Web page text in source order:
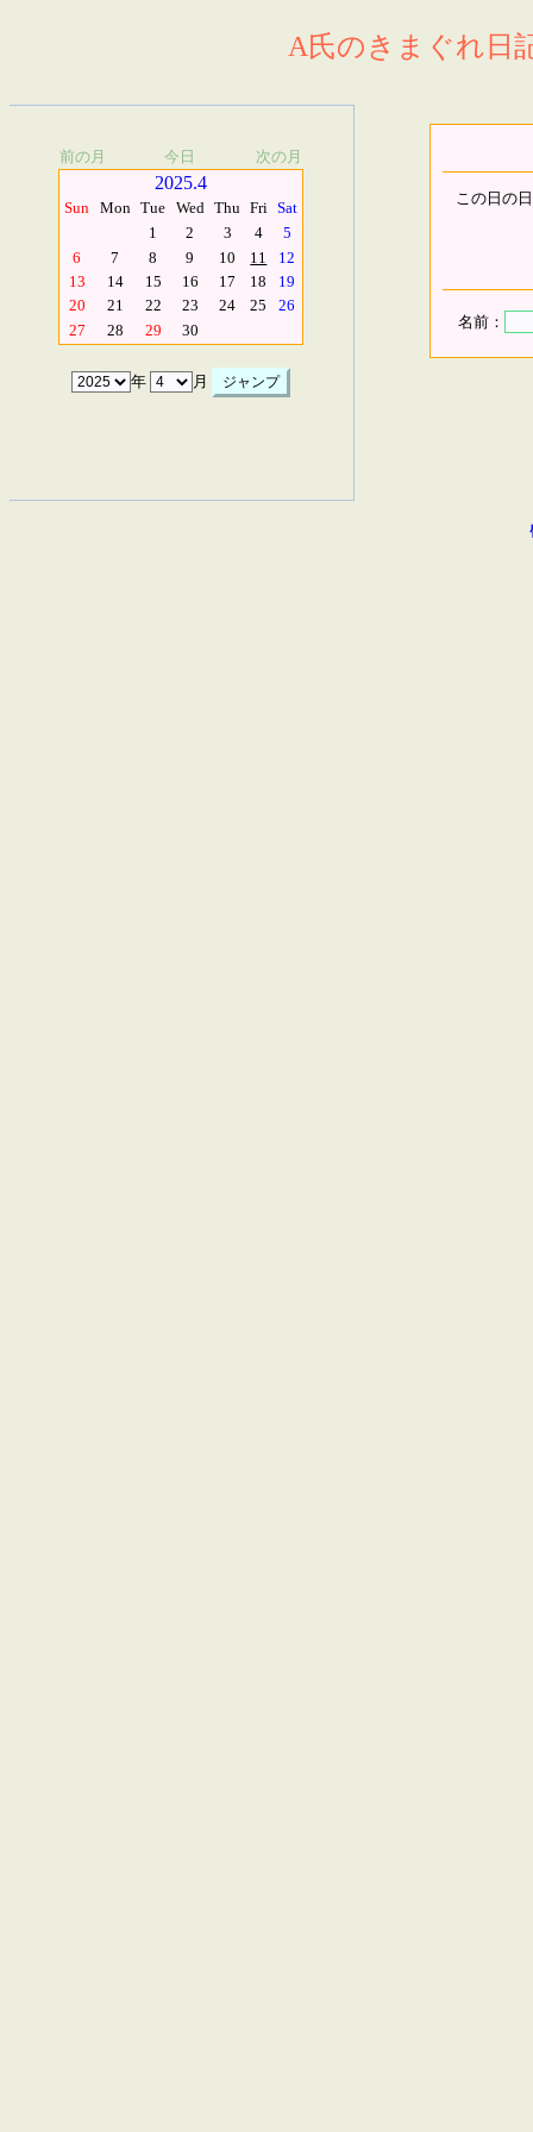
A氏のきまぐれ日
前の月 今日 次の月
2025.4
Sun Mon Tue Wed Thu Fri Sat
1
2 3 4
5
6
7 8 9 10 11
12
13
14 15 16 17 18
19
20
21 22 23 24 25
26
27
28 29 30
年 月
この日の
名前：